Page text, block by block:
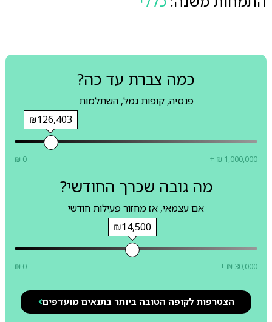
כמה צברת עד כה?
פנסיה, קופות גמל, השתלמות
₪126,403
₪ 0 + ₪ 1,000,000
מה גובה שכרך החודשי?
אם עצמאי, אז מחזור פעילות חודשי
₪14,500
₪ 0 + ₪ 30,000
הצטרפות לקופה הטובה ביותר בתנאים מועדפים